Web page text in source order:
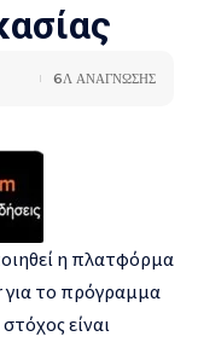
6Λ ΑΝΑΓΝΩΣΗΣ
η πλατφόρμα
για το πρόγραμμα
είναι